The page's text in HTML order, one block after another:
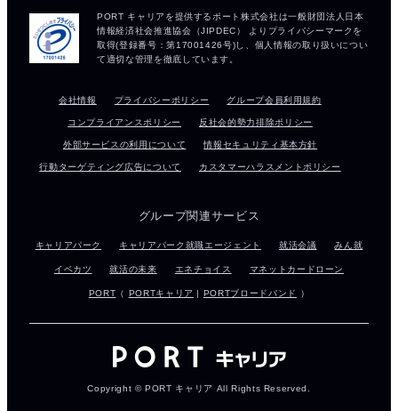
会社情報 プライバシーポリシー グループ会員利用規約
コンプライアンスポリシー 反社会的勢力排除ポリシー
外部サービスの利用について 情報セキュリティ基本方針
行動ターゲティング広告について カスタマーハラスメントポリシー